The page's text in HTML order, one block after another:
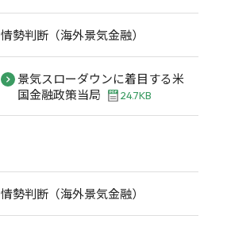
情勢判断（海外景気金融）
景気スローダウンに着目する米
国金融政策当局
24.7KB
情勢判断（海外景気金融）